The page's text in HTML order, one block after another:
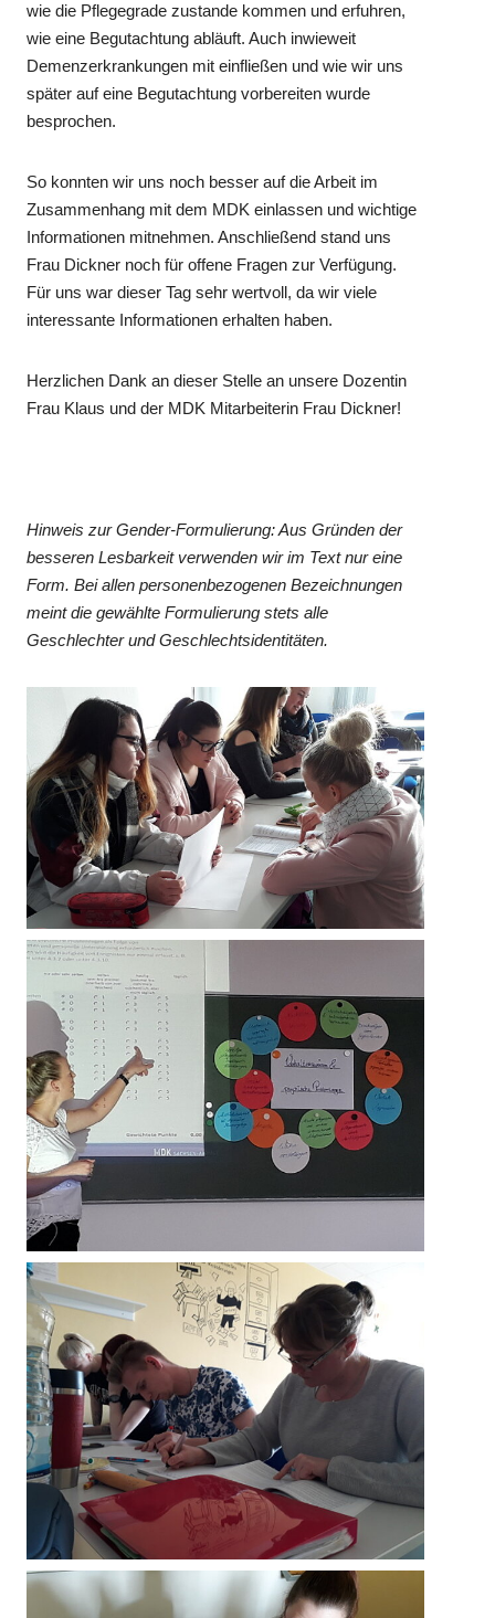
wie die Pflegegrade zustande kommen und erfuhren,
wie eine Begutachtung abläuft. Auch inwieweit
Demenzerkrankungen mit einfließen und wie wir uns
später auf eine Begutachtung vorbereiten wurde
besprochen.
So konnten wir uns noch besser auf die Arbeit im
Zusammenhang mit dem MDK einlassen und wichtige
Informationen mitnehmen. Anschließend stand uns
Frau Dickner noch für offene Fragen zur Verfügung.
Für uns war dieser Tag sehr wertvoll, da wir viele
interessante Informationen erhalten haben.
Herzlichen Dank an dieser Stelle an unsere Dozentin
Frau Klaus und der MDK Mitarbeiterin Frau Dickner!
Hinweis zur Gender-Formulierung: Aus Gründen der
besseren Lesbarkeit verwenden wir im Text nur eine
Form. Bei allen personenbezogenen Bezeichnungen
meint die gewählte Formulierung stets alle
Geschlechter und Geschlechtsidentitäten.